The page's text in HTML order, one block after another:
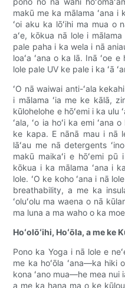
makū me ka mālama ʻana i
ʻoi aku ka lōʻihi ma mua o
aʻe, kōkua nā lole i mālama
pale paha i ka wela i nā
loaʻa ʻana o ka lā. Inā ʻoe e
lole pale UV ke pale i ka ʻā
ʻO nā waiwai anti-ʻala
i mālama ʻia me ke kālā,
kūlohelohe e hōʻemi i ka ulu
ʻala, ʻo ia hoʻi ka emi ʻana
ke kapa. E nānā mau i nā
lāʻau me nā detergents
makū maikaʻi e hōʻemi
kōkua i ka mālama ʻana i
lole. ʻO ke koho ʻana i nā
breathability, a me ka
ʻoluʻolu ma waena o nā
ma luna a ma waho o ka
Hoʻolōʻihi, Hoʻōla, a me ke
Pono ka Yoga i nā lole e
me ka hoʻōla ʻana—ka hiki
kona ʻano mua—he mea nui
a me ka hana ma o ke